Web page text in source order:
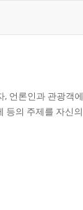
언론인과 관광객에
등의 주제를 자신의